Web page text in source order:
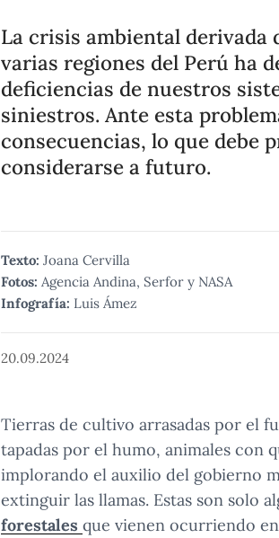
La crisis ambiental derivada
varias regiones del Perú ha
deficiencias de nuestros
siniestros. Ante esta
consecuencias, lo que debe
considerarse a futuro.
Texto: Joana Cervilla
Fotos: Agencia Andina, Serfor y NASA
Infografía: Luis Ámez
20.09.2024
Tierras de cultivo arrasadas por el
tapadas por el humo, animales con
implorando el auxilio del gobierno
extinguir las llamas. Estas son solo
forestales que vienen ocurriendo